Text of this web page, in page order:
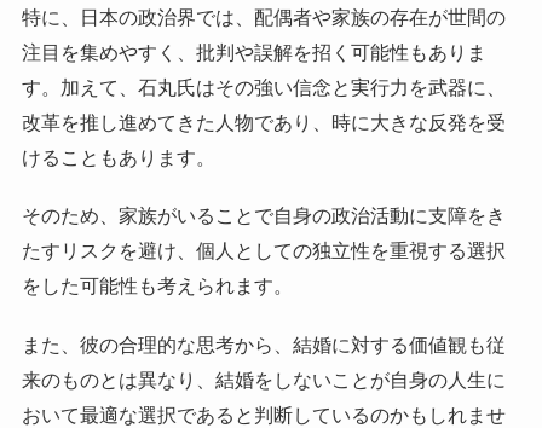
特に、日本の政治界では、配偶者や家族の存在が世間の
注目を集めやすく、批判や誤解を招く可能性もありま
す。加えて、石丸氏はその強い信念と実行力を武器に、
改革を推し進めてきた人物であり、時に大きな反発を受
けることもあります。
そのため、家族がいることで自身の政治活動に支障をき
たすリスクを避け、個人としての独立性を重視する選択
をした可能性も考えられます。
また、彼の合理的な思考から、結婚に対する価値観も従
来のものとは異なり、結婚をしないことが自身の人生に
おいて最適な選択であると判断しているのかもしれませ